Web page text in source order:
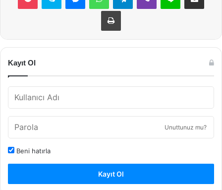
Yazdır
Kayıt Ol
Unuttunuz mu?
Beni hatırla
Kayıt Ol